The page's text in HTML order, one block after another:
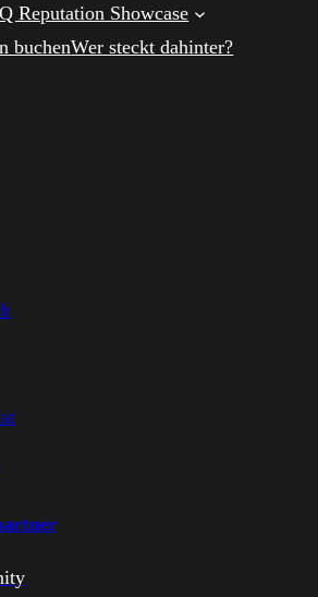
Reputation Showcase
buchenWer steckt dahinter?